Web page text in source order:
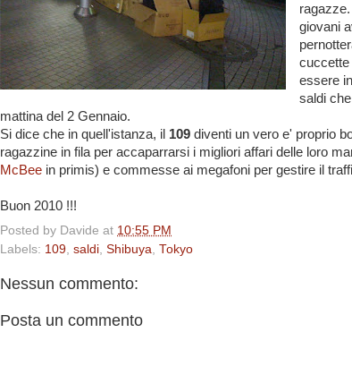
giovani
cuccette
essere
saldi
mattina del 2 Gennaio.
Si dice che in quell'istanza, il 109 diventi un vero e' proprio
ragazzine in fila per accaparrarsi i migliori affari delle loro
McBee in primis) e commesse ai megafoni per gestire il
Buon 2010 !!!
Posted by Davide at 10:55 PM
Labels: 109 saldi Shibuya Tokyo
Nessun commento:
Posta un commento